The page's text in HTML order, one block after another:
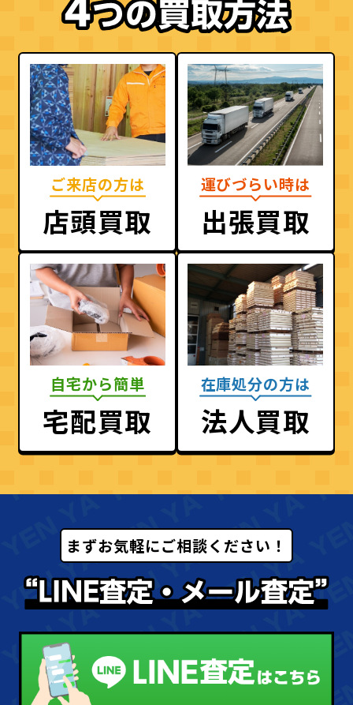
ご来店の方は
店頭買取
運びづらい時は
出張買取
自宅から簡単
宅配買取
在庫処分の方は
法人買取
まずお気軽にご相談ください！